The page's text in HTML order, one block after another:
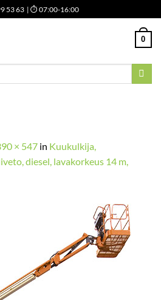
53 63 | ⏱ 07:00-16:00
0
× 547 in Kuukulkija,
diesel, lavakorkeus 14 m,